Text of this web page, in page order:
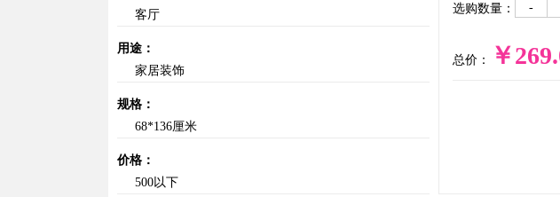
客厅
用途：
家居装饰
规格：
68*136厘米
价格：
500以下
选购数量： -
总价： ￥